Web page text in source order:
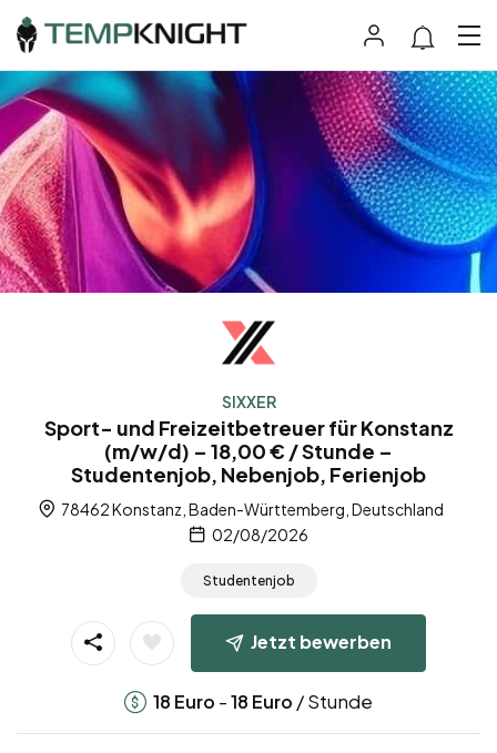
SIXXER
Sport- und Freizeitbetreuer für Konstanz
(m/w/d) – 18,00 € / Stunde –
Studentenjob, Nebenjob, Ferienjob
78462 Konstanz, Baden-Württemberg, Deutschland
02/08/2026
Studentenjob
Jetzt bewerben
18 Euro -18 Euro / Stunde